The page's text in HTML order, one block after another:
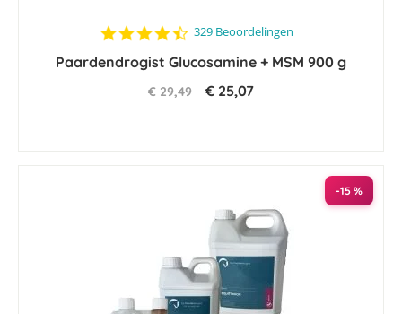
4.6
rating
329 Beoordelingen
Paardendrogist Glucosamine + MSM 900 g
€ 29,49 € 25,07
-15 %